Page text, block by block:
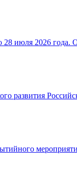
28 июля 2026 года.
развития